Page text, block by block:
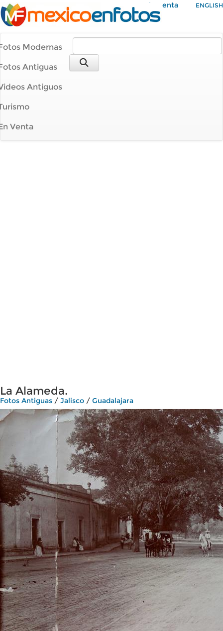
Mi Cuenta ENGLISH
Modernas
Antiguas
Antiguos
Venta
La Alameda.
Fotos Antiguas / Jalisco / Guadalajara